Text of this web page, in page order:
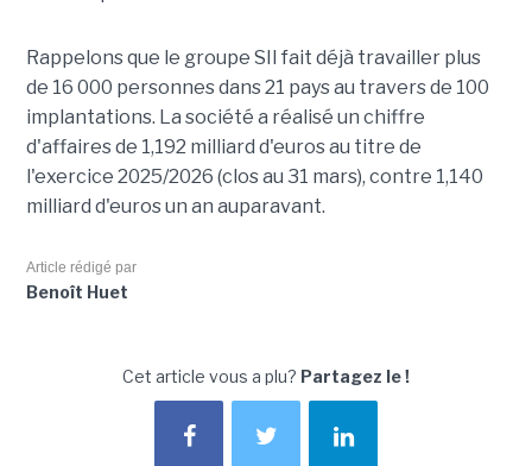
Rappelons que le groupe SII fait déjà travailler plus
de 16 000 personnes dans 21 pays au travers de 100
implantations. La société a réalisé un chiffre
d'affaires de 1,192 milliard d'euros au titre de
l'exercice 2025/2026 (clos au 31 mars), contre 1,140
milliard d'euros un an auparavant.
Article rédigé par
Benoît Huet
Cet article vous a plu? Partagez le !